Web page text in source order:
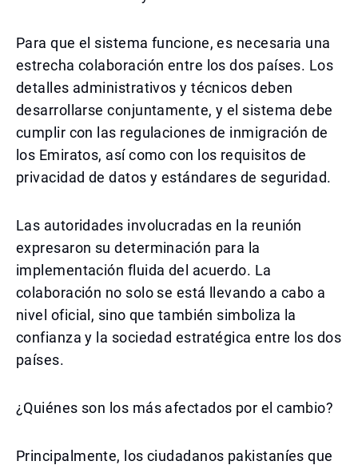
Para que el sistema funcione, es necesaria una
estrecha colaboración entre los dos países. Los
detalles administrativos y técnicos deben
desarrollarse conjuntamente, y el sistema debe
cumplir con las regulaciones de inmigración de
los Emiratos, así como con los requisitos de
privacidad de datos y estándares de seguridad.
Las autoridades involucradas en la reunión
expresaron su determinación para la
implementación fluida del acuerdo. La
colaboración no solo se está llevando a cabo a
nivel oficial, sino que también simboliza la
confianza y la sociedad estratégica entre los dos
países.
¿Quiénes son los más afectados por el cambio?
Principalmente, los ciudadanos pakistaníes que